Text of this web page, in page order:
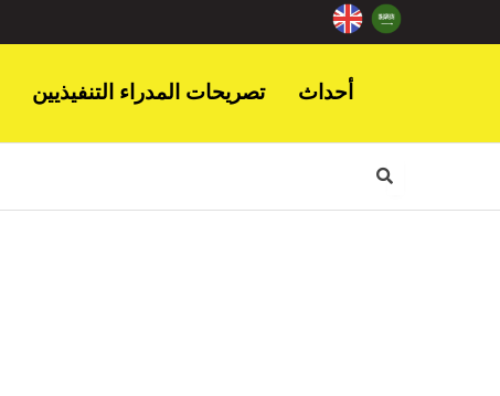
تصريحات المدراء التنفيذيين أحداث